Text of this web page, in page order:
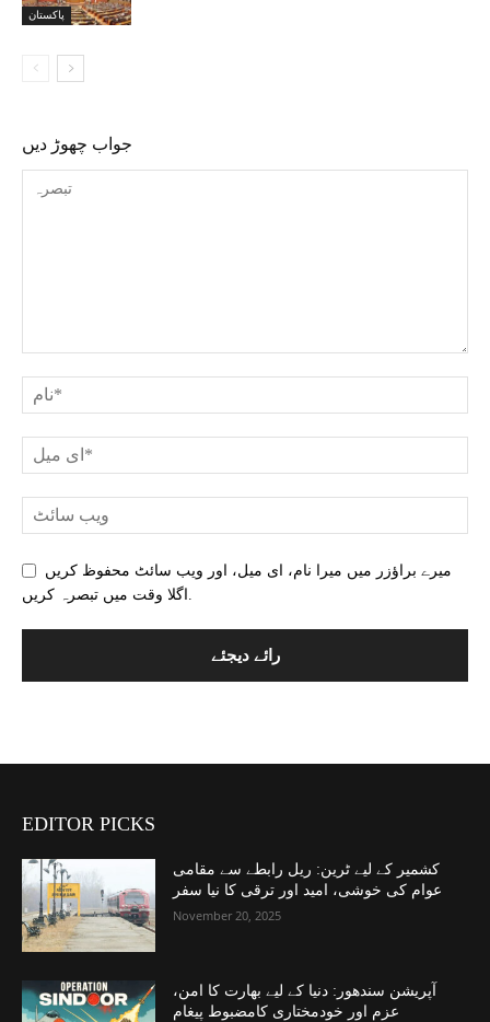
پاکستان
جواب چھوڑ دیں
میرے براؤزر میں میرا نام، ای میل، اور ویب سائٹ محفوظ کریں
EDITOR PICKS
کشمیر کے لیے ٹرین: ریل رابطے سے مقامی
عوام کی خوشی، امید اور ترقی کا نیا سفر
November 20, 2025
آپریشن سندھور: دنیا کے لیے بھارت کا امن،
عزم اور خودمختاری کامضبوط پیغام